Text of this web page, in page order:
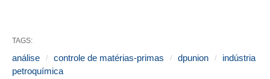
TAGS:
análise controle de matérias-primas dpunion
indústria
petroquímica